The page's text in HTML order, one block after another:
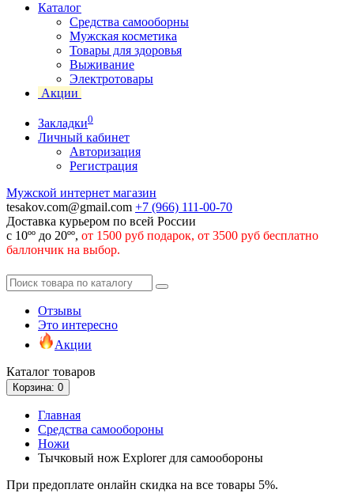
Каталог
Средства самооборны
Мужская косметика
Товары для здоровья
Выживание
Электротовары
Акции
Закладки0
Личный кабинет
Авторизация
Регистрация
Мужской интернет магазин
tesakov.com@gmail.com +7 (966) 111-00-70
Доставка курьером по всей России
с 10ºº до 20ºº, от 1500 руб подарок, от 3500 руб бесплатно
баллончик на выбор.
Отзывы
Это интересно
Акции
Каталог товаров
Корзина: 0
Главная
Средства самообороны
Ножи
Тычковый нож Explorer для самообороны
При предоплате онлайн скидка на все товары 5%.